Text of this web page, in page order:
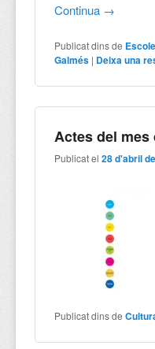
Continua →
Publicat dins de
Galmés | Deixa una
Actes del mes
Publicat el28 d'abril
Publicat dins de